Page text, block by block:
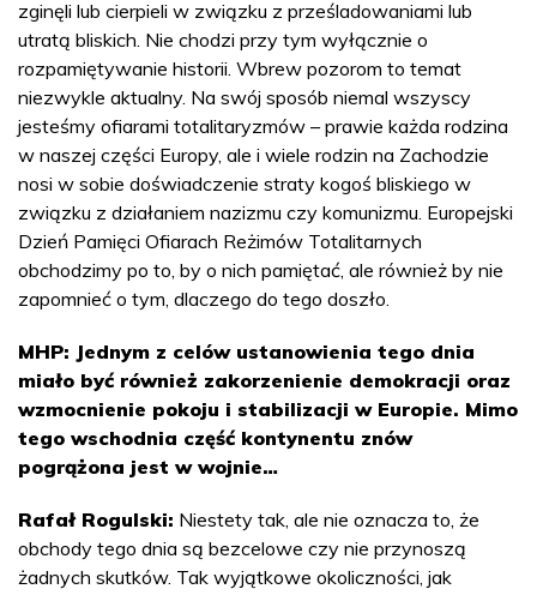
zginęli lub cierpieli w związku z prześladowaniami lub
utratą bliskich. Nie chodzi przy tym wyłącznie o
rozpamiętywanie historii. Wbrew pozorom to temat
niezwykle aktualny. Na swój sposób niemal wszyscy
jesteśmy ofiarami totalitaryzmów – prawie każda rodzina
w naszej części Europy, ale i wiele rodzin na Zachodzie
nosi w sobie doświadczenie straty kogoś bliskiego w
związku z działaniem nazizmu czy komunizmu. Europejski
Dzień Pamięci Ofiarach Reżimów Totalitarnych
obchodzimy po to, by o nich pamiętać, ale również by nie
zapomnieć o tym, dlaczego do tego doszło.
MHP: Jednym z celów ustanowienia tego dnia
miało być również zakorzenienie demokracji oraz
wzmocnienie pokoju i stabilizacji w Europie. Mimo
tego wschodnia część kontynentu znów
pogrążona jest w wojnie…
Rafał Rogulski: Niestety tak, ale nie oznacza to, że
obchody tego dnia są bezcelowe czy nie przynoszą
żadnych skutków. Tak wyjątkowe okoliczności, jak